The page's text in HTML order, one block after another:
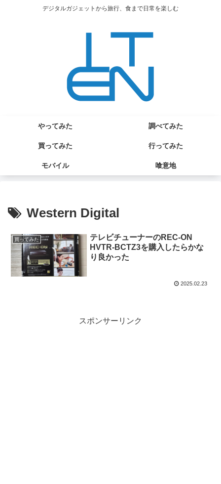
デジタルガジェットから旅行、食まで日常を楽しむ
やってみた 調べてみた
買ってみた 行ってみた
モバイル 喰意地
Western Digital
買ってみた
テレビチューナーのREC-ON
HVTR-BCTZ3を購入したらかな
り良かった
2025.02.23
スポンサーリンク